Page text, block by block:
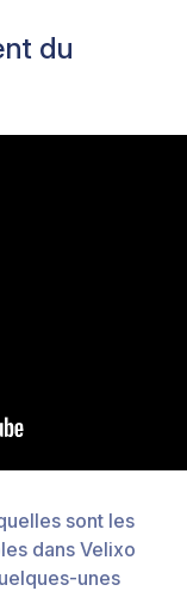
du
sont les
dans Velixo
unes